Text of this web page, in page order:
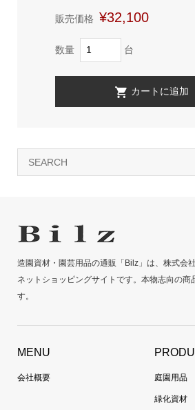
販売価格 ¥32,100
数量 台
造園資材・園芸用品の通販「Bilz」は、株式会
ネットショッピングサイトです。本物志向の商
す。
MENU
会社概要 庭園用品
緑化資材